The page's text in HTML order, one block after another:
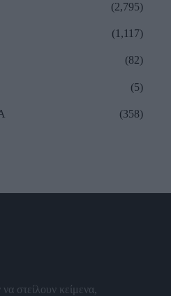
(2,795)
(1,117)
(82)
(5)
(358)
στείλουν κείμενα,